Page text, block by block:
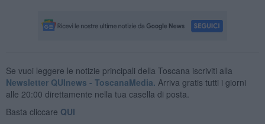
Se vuoi leggere le notizie principali della Toscana iscriviti alla
Newsletter QUInews - ToscanaMedia. Arriva gratis tutti i giorni
alle 20:00 direttamente nella tua casella di posta.
Basta cliccare QUI